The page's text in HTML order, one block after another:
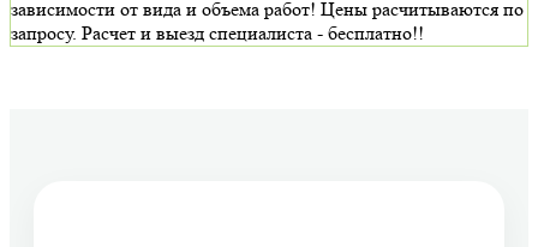
зависимости от вида и объема работ! Цены расчитываются по
запросу. Расчет и выезд специалиста - бесплатно!!